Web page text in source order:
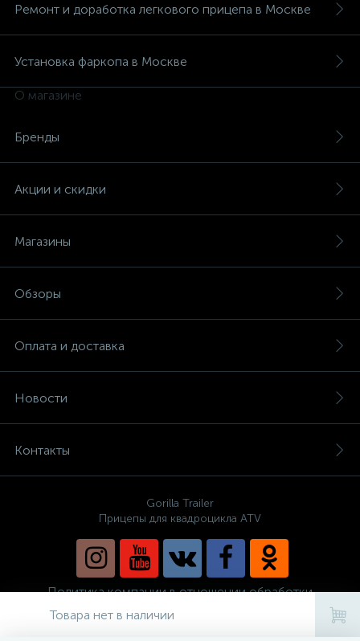
Товара нет в наличии
Ремонт и доработка легкового прицепа в Москве
Установка фаркопа в Москве
О магазине
Бренды
Акции и скидки
Магазины
Обзоры
Оплата и доставка
Новости
Контакты
Gorilla Trailer
Прицепы для квадроцикла ATV
Политика компании в отношении обработки